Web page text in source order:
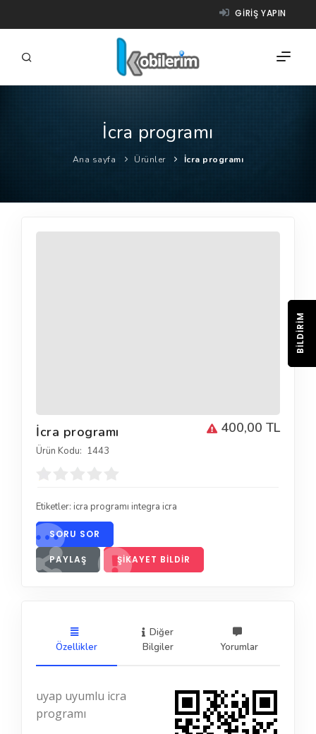
GIRIŞ YAPIN
FIRMALAR
ÜRÜNLER
NASIL ÇALIŞIR?
YARDIM
İcra programı
Ana sayfa Ürünler İcra programı
400,00 TL
İcra programı
Ürün Kodu: 1443
Etiketler: icra programı integra icra
SORU SOR
PAYLAŞ ŞIKAYET BILDIR
Özellikler
Diğer
Bilgiler
Yorumlar
uyap uyumlu icra
programı
BILDIRIM